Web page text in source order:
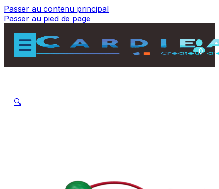
Passer au contenu principal
Passer au pied de page
0
🔍